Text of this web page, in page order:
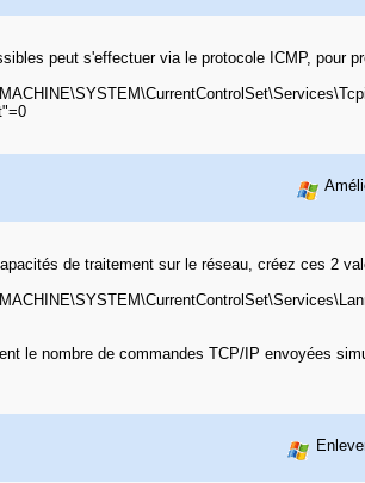
peut s'effectuer via le protocole ICMP, pour
de traitement sur le réseau, créez ces 2
le nombre de commandes TCP/IP envoyées